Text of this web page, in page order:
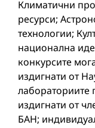
Климатични
ресурси;
технологии;
национална
конкурсите
издигнати от
лабораториите
издигнати от
БАН;